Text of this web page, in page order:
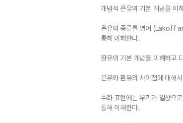
개념적 은유의 기본 개념을 이
은유의 종류를 영어 (Lakoff
통해 이해한다.
환유의 기본 개념을 이해하고
은유와 환유의 차이점에 대해
수화 표현에는 우리가 일상으
통해 이해한다.